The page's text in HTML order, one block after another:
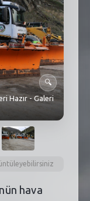
🔍
Hazır - Galeri
hava